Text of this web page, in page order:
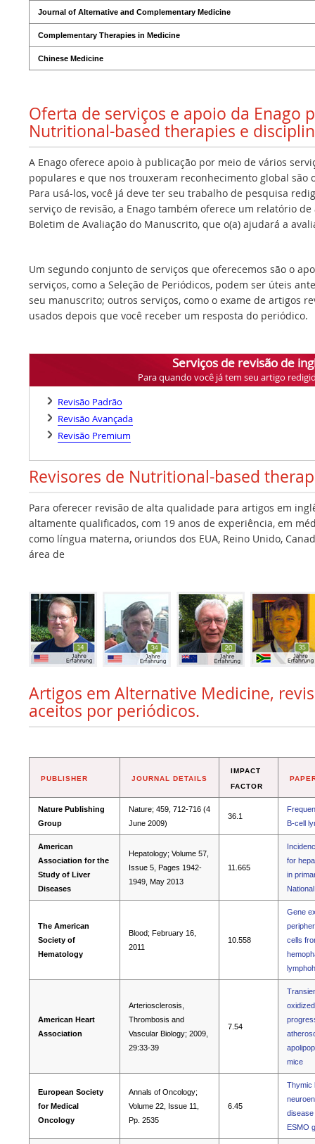
Journal of Alternative and Complementary Medicine
Complementary Therapies in Medicine
Chinese Medicine
Oferta de serviços e apoio da Enago
Nutritional-based therapies e
A Enago oferece apoio à publicação por meio de vários
populares e que nos trouxeram reconhecimento global são
Para usá-los, você já deve ter seu trabalho de pesquisa
serviço de revisão, a Enago também oferece um relatório
Boletim de Avaliação do Manuscrito, que o(a) ajudará a
Um segundo conjunto de serviços que oferecemos são o
serviços, como a Seleção de Periódicos, podem ser úteis
seu manuscrito; outros serviços, como o exame de artigos
usados depois que você receber um resposta do periódico.
Serviços de revisão de
Para quando você já tem seu artigo
Revisão Padrão
Revisão Avançada
Revisão Premium
Revisores de Nutritional-based
Para oferecer revisão de alta qualidade para artigos em
altamente qualificados, com 19 anos de experiência, em
como língua materna, oriundos dos EUA, Reino Unido,
área de
Artigos em Alternative Medicine,
aceitos por periódicos.
PUBLISHER JOURNAL DETAILS
IMPACT
FACTOR
Nature Publishing
Group
Nature; 459, 712-716 (4
June 2009)
36.1
B-cell
American
Association for the
Study of Liver
Diseases
Hepatology; Volume 57,
Issue 5, Pages 1942-
1949, May 2013
11.665
for
in
The American
Society of
Hematology
Blood; February 16,
2011
10.558
Gene
cells
American Heart
Association
Arteriosclerosis,
Thrombosis and
Vascular Biology; 2009,
29:33-39
7.54
mice
European Society
for Medical
Oncology
Annals of Oncology;
Volume 22, Issue 11,
Pp. 2535
6.45
Thymic
disease
ESMO